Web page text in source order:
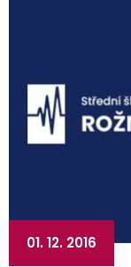
01. 12. 2016